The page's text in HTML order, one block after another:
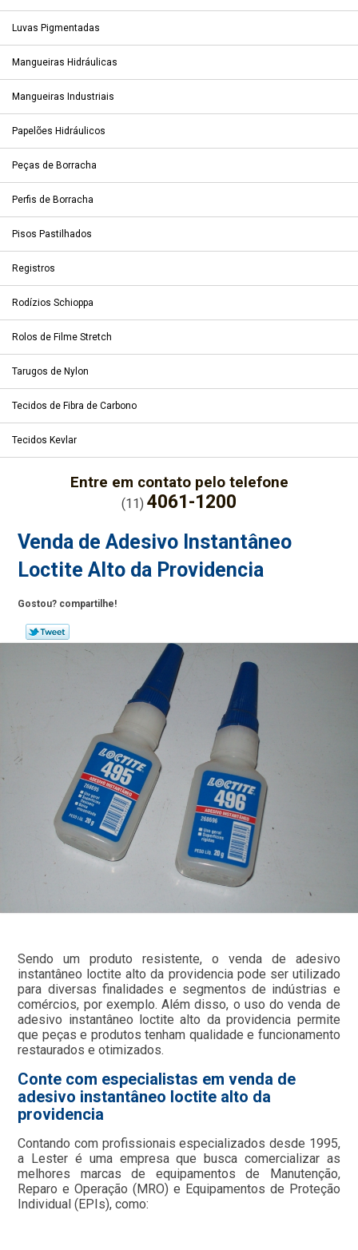
Luvas Pigmentadas
Mangueiras Hidráulicas
Mangueiras Industriais
Papelões Hidráulicos
Peças de Borracha
Perfis de Borracha
Pisos Pastilhados
Registros
Rodízios Schioppa
Rolos de Filme Stretch
Tarugos de Nylon
Tecidos de Fibra de Carbono
Tecidos Kevlar
Entre em contato pelo telefone
(11) 4061-1200
Venda de Adesivo Instantâneo
Loctite Alto da Providencia
Gostou? compartilhe!
Sendo um produto resistente, o venda de adesivo
instantâneo loctite alto da providencia pode ser utilizado
para diversas finalidades e segmentos de indústrias e
comércios, por exemplo. Além disso, o uso do venda de
adesivo instantâneo loctite alto da providencia permite
que peças e produtos tenham qualidade e funcionamento
restaurados e otimizados.
Conte com especialistas em venda de
adesivo instantâneo loctite alto da
providencia
Contando com profissionais especializados desde 1995,
a Lester é uma empresa que busca comercializar as
melhores marcas de equipamentos de Manutenção,
Reparo e Operação (MRO) e Equipamentos de Proteção
Individual (EPIs), como: